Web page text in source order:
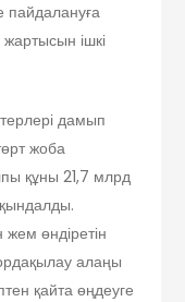
пайдалануға
ішкі
дамып
жоба
құны 21,7 млрд
жем өндіретін
алаңы
қайта өңдеуге